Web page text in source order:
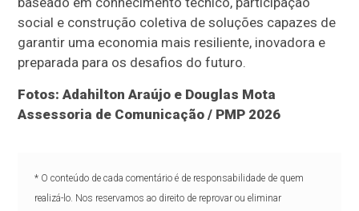
social e construção coletiva de soluções capazes de
garantir uma economia mais resiliente, inovadora e
preparada para os desafios do futuro.
Fotos: Adahilton Araújo e Douglas Mota
Assessoria de Comunicação / PMP 2026
* O conteúdo de cada comentário é de responsabilidade de quem
realizá-lo. Nos reservamos ao direito de reprovar ou eliminar